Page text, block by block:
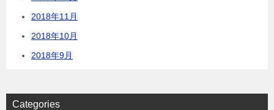
2018年11月
2018年10月
2018年9月
Categories